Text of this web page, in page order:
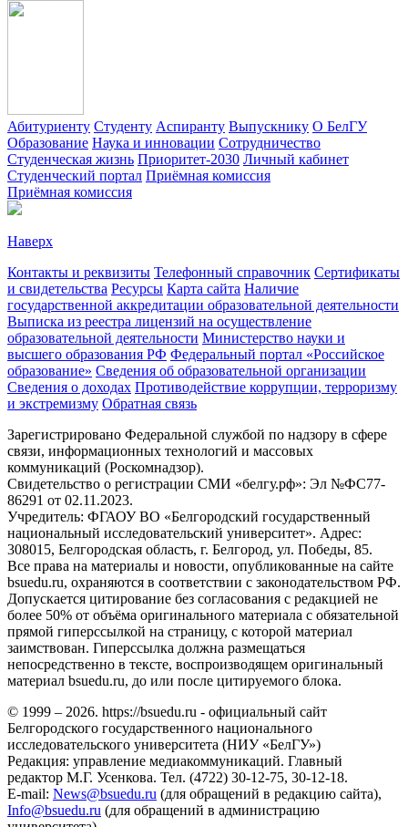
Абитуриенту Студенту Аспиранту Выпускнику О БелГУ
Образование Наука и инновации Сотрудничество
Студенческая жизнь Приоритет-2030 Личный кабинет
Студенческий портал Приёмная комиссия
Приёмная комиссия
Наверх
Контакты и реквизиты Телефонный справочник Сертификаты
и свидетельства Ресурсы Карта сайта Наличие
государственной аккредитации образовательной деятельности
Выписка из реестра лицензий на осуществление
образовательной деятельности Министерствo науки и
высшего образования РФ Федеральный портал «Российское
образование» Сведения об образовательной организации
Сведения о доходах Противодействие коррупции, терроризму
и экстремизму Обратная связь
Зарегистрировано Федеральной службой по надзору в сфере
связи, информационных технологий и массовых
коммуникаций (Роскомнадзор).
Свидетельство о регистрации СМИ «белгу.рф»: Эл №ФС77-
86291 от 02.11.2023.
Учредитель: ФГАОУ ВО «Белгородский государственный
национальный исследовательский университет». Адрес:
308015, Белгородская область, г. Белгород, ул. Победы, 85.
Все права на материалы и новости, опубликованные на сайте
bsuedu.ru, охраняются в соответствии с законодательством РФ.
Допускается цитирование без согласования с редакцией не
более 50% от объёма оригинального материала с обязательной
прямой гиперссылкой на страницу, с которой материал
заимствован. Гиперссылка должна размещаться
непосредственно в тексте, воспроизводящем оригинальный
материал bsuedu.ru, до или после цитируемого блока.
© 1999 – 2026. https://bsuedu.ru - официальный сайт
Белгородского государственного национального
исследовательского университета (НИУ «БелГУ»)
Редакция: управление медиакоммуникаций. Главный
редактор М.Г. Усенкова. Тел. (4722) 30-12-75, 30-12-18.
E-mail: News@bsuedu.ru (для обращений в редакцию сайта),
Info@bsuedu.ru (для обращений в администрацию